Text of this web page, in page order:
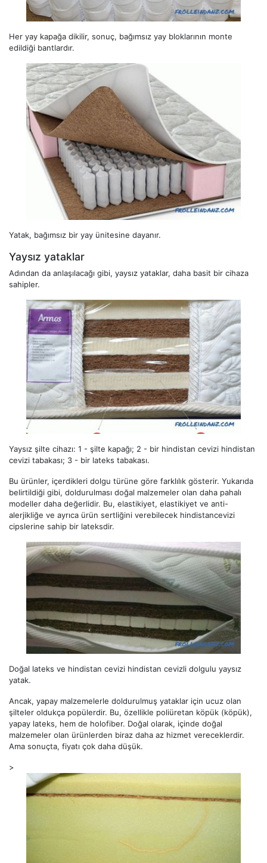
Her yay kapağa dikilir, sonuç, bağımsız yay bloklarının monte
edildiği bantlardır.
Yatak, bağımsız bir yay ünitesine dayanır.
Yaysız yataklar
Adından da anlaşılacağı gibi, yaysız yataklar, daha basit bir cihaza
sahipler.
Yaysız şilte cihazı: 1 - şilte kapağı; 2 - bir hindistan cevizi hindistan
cevizi tabakası; 3 - bir lateks tabakası.
Bu ürünler, içerdikleri dolgu türüne göre farklılık gösterir. Yukarıda
belirtildiği gibi, doldurulması doğal malzemeler olan daha pahalı
modeller daha değerlidir. Bu, elastikiyet, elastikiyet ve anti-
alerjikliğe ve ayrıca ürün sertliğini verebilecek hindistancevizi
cipslerine sahip bir lateksdir.
Doğal lateks ve hindistan cevizi hindistan cevizli dolgulu yaysız
yatak.
Ancak, yapay malzemelerle doldurulmuş yataklar için ucuz olan
şilteler oldukça popülerdir. Bu, özellikle poliüretan köpük (köpük),
yapay lateks, hem de holofiber. Doğal olarak, içinde doğal
malzemeler olan ürünlerden biraz daha az hizmet vereceklerdir.
Ama sonuçta, fiyatı çok daha düşük.
>